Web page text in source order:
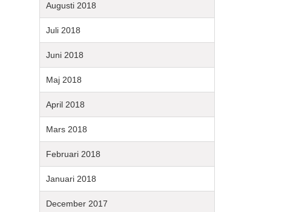
Augusti 2018
Juli 2018
Juni 2018
Maj 2018
April 2018
Mars 2018
Februari 2018
Januari 2018
December 2017